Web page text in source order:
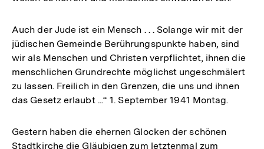
Auch der Jude ist ein Mensch . . . Solange wir mit der
jüdischen Gemeinde Berührungspunkte haben, sind
wir als Menschen und Christen verpflichtet, ihnen die
menschlichen Grundrechte möglichst ungeschmälert
zu lassen. Freilich in den Grenzen, die uns und ihnen
das Gesetz erlaubt ...“ 1. September 1941 Montag.
Gestern haben die ehernen Glocken der schönen
Stadtkirche die Gläubigen zum letztenmal zum